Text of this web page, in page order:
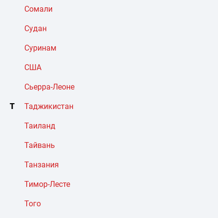
Сомали
Судан
Суринам
США
Сьерра-Леоне
Т Таджикистан
Таиланд
Тайвань
Танзания
Тимор-Лесте
Того